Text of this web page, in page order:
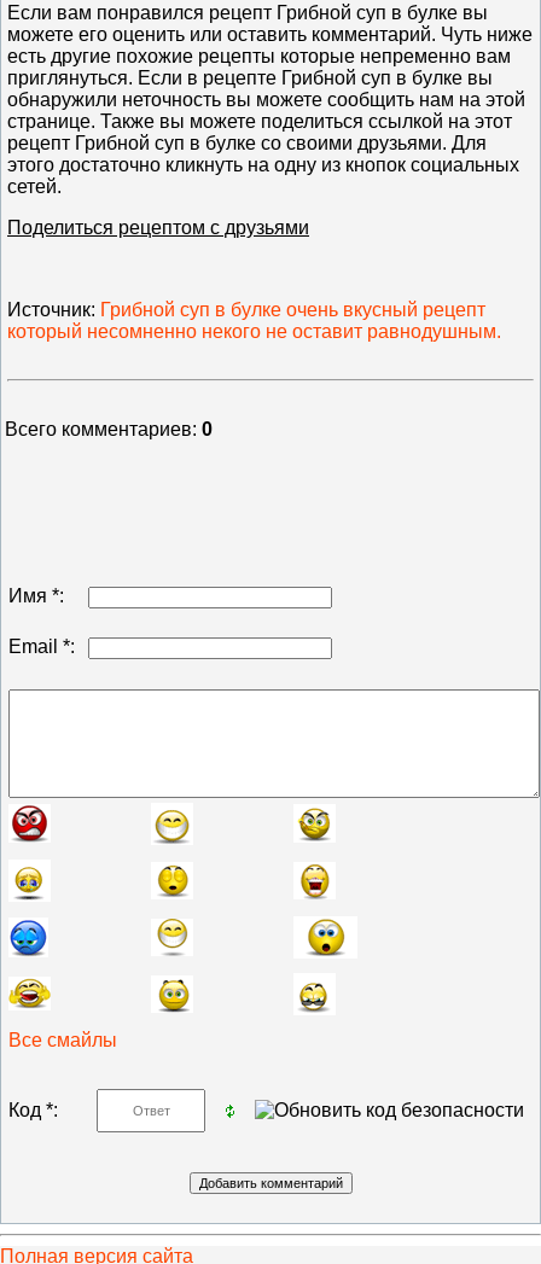
Если вам понравился рецепт Грибной суп в булке вы
можете его оценить или оставить комментарий. Чуть ниже
есть другие похожие рецепты которые непременно вам
приглянуться. Если в рецепте Грибной суп в булке вы
обнаружили неточность вы можете сообщить нам на этой
странице. Также вы можете поделиться ссылкой на этот
рецепт Грибной суп в булке со своими друзьями. Для
этого достаточно кликнуть на одну из кнопок социальных
сетей.
Поделиться рецептом с друзьями
Источник: Грибной суп в булке очень вкусный рецепт
который несомненно некого не оставит равнодушным.
Всего комментариев: 0
Имя *:
Email *:
Все смайлы
Код *:
Полная версия сайта